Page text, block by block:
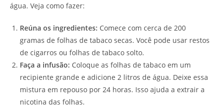
água. Veja como fazer:
Reúna os ingredientes: Comece com cerca de 200
gramas de folhas de tabaco secas. Você pode usar restos
de cigarros ou folhas de tabaco solto.
Faça a infusão: Coloque as folhas de tabaco em um
recipiente grande e adicione 2 litros de água. Deixe essa
mistura em repouso por 24 horas. Isso ajuda a extrair a
nicotina das folhas.